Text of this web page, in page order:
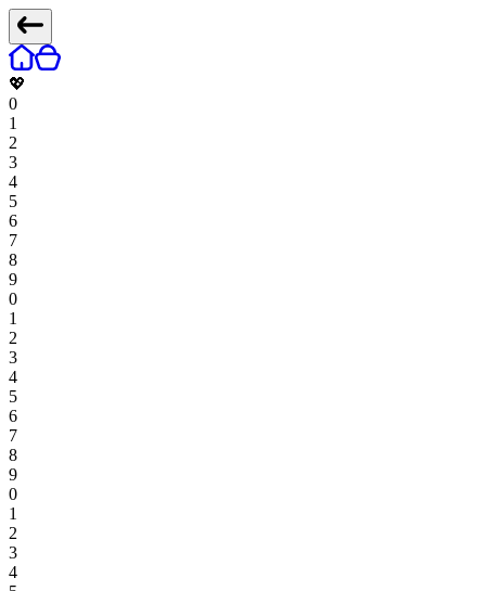
💖
0
1
2
3
4
5
6
7
8
9
0
1
2
3
4
5
6
7
8
9
0
1
2
3
4